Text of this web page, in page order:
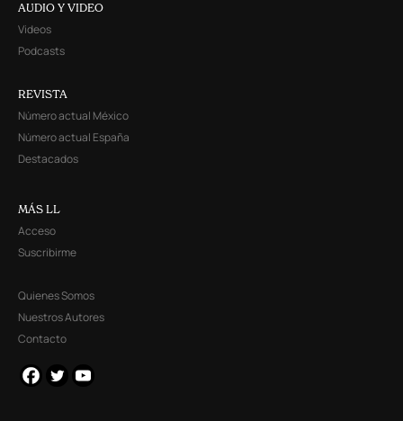
AUDIO Y VIDEO
Videos
Podcasts
REVISTA
Número actual México
Número actual España
Destacados
MÁS LL
Acceso
Suscribirme
Quienes Somos
Nuestros Autores
Contacto